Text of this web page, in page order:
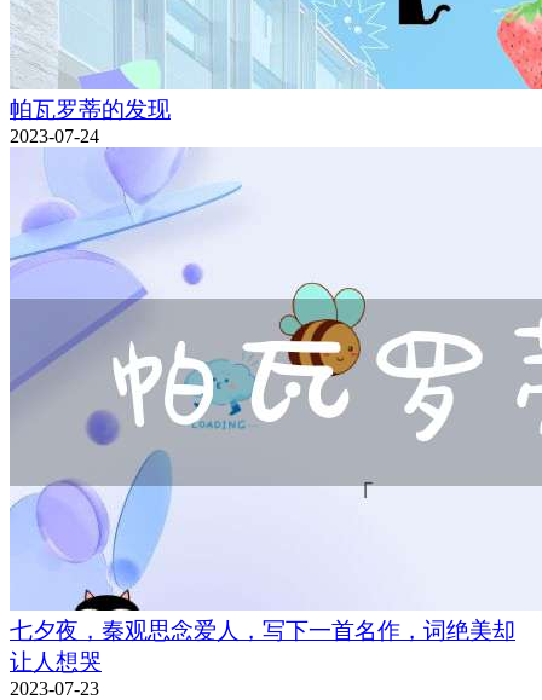
帕瓦罗蒂的发现
2023-07-24
七夕夜，秦观思念爱人，写下一首名作，词绝美却
让人想哭
2023-07-23